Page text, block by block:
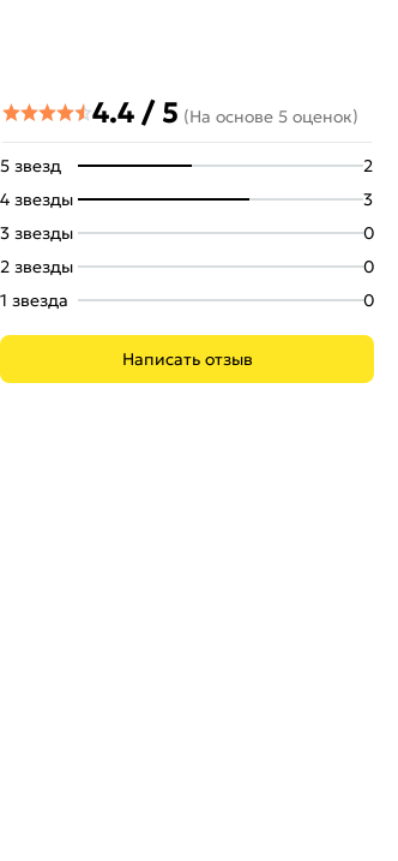
4.4 / 5 (На основе 5 оценок)
5 звезд
2
4 звезды
3
3 звезды
0
2 звезды
0
1 звезда
0
Написать отзыв